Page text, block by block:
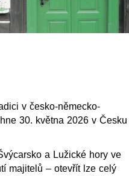
v česko-německo-
30. května 2026 v Česku
a Lužické hory ve
majitelů – otevřít lze celý